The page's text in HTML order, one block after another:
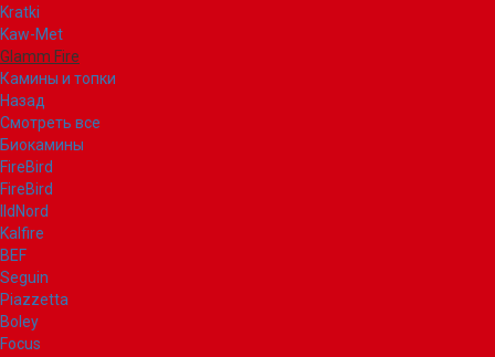
Kratki
Kaw-Met
Glamm Fire
Камины и топки
Назад
Смотреть все
Биокамины
FireBird
FireBird
IldNord
Kalfire
BEF
Seguin
Piazzetta
Boley
Focus